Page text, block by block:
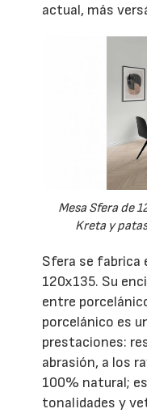
actual, más
Mesa Sfera de
Kreta y
Sfera se fabrica
120x135. Su
entre
porcelánico es
prestaciones:
abrasión, a los
100% natural;
tonalidades y